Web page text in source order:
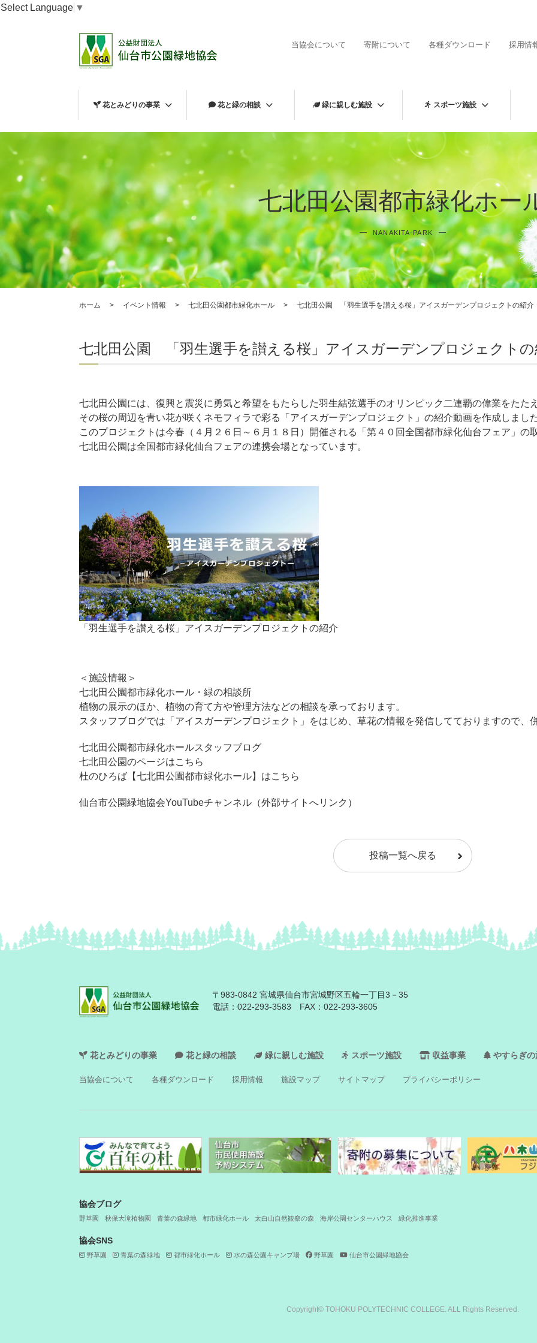
Select Language ▼
当協会について 寄附について 各種ダウンロード 採用情
花とみどりの事業 花と緑の相談 緑に親しむ施設 スポーツ施設
七北田公園都市緑化ホー
NANAKITA-PARK
ホーム > イベント情報 > 七北田公園都市緑化ホール > 七北田公園 「羽生選手を讃える桜」アイスガーデンプロジェクトの紹介
七北田公園 「羽生選手を讃える桜」アイスガーデンプロジェクトの
七北田公園には、復興と震災に勇気と希望をもたらした羽生結弦選手のオリンピック二連覇の偉業をたた
その桜の周辺を青い花が咲くネモフィラで彩る「アイスガーデンプロジェクト」の紹介動画を作成しまし
このプロジェクトは今春（４月２６日～６月１８日）開催される「第４０回全国都市緑化仙台フェア」の
七北田公園は全国都市緑化仙台フェアの連携会場となっています。
「羽生選手を讃える桜」アイスガーデンプロジェクトの紹介
＜施設情報＞
七北田公園都市緑化ホール・緑の相談所
植物の展示のほか、植物の育て方や管理方法などの相談を承っております。
スタッフブログでは「アイスガーデンプロジェクト」をはじめ、草花の情報を発信してておりますので、
七北田公園都市緑化ホールスタッフブログ
七北田公園のページはこちら
杜のひろば【七北田公園都市緑化ホール】はこちら
仙台市公園緑地協会YouTubeチャンネル（外部サイトへリンク）
投稿一覧へ戻る
〒983-0842 宮城県仙台市宮城野区五輪一丁目3－35
電話： 022-293-3583 FAX：022-293-3605
花とみどりの事業 花と緑の相談 緑に親しむ施設 スポーツ施設 収益事業 やすらぎの
当協会について 各種ダウンロード 採用情報 施設マップ サイトマップ プライバシーポリシー
協会ブログ
野草園 秋保大滝植物園 青葉の森緑地 都市緑化ホール 太白山自然観察の森 海岸公園センターハウス 緑化推進事業
協会SNS
野草園 青葉の森緑地 都市緑化ホール 水の森公園キャンプ場 野草園 仙台市公園緑地協会
Copyright© TOHOKU POLYTECHNIC COLLEGE. ALL Rights Reserved.